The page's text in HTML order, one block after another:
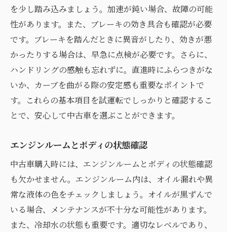
を少し踏み込みましょう。加速が鈍い場合、故障の可能
性があります。また、ブレーキの効き具合も確認が必要
です。ブレーキを踏んだときに異音がしたり、効きが悪
かったりする場合は、早急に点検が必要です。さらに、
ハンドリングの感触も忘れずに。直進時にふらつきがな
いか、カーブを曲がる際の安定感も重要なポイントで
す。これらの基本項目を試運転でしっかりと確認するこ
とで、安心して中古車を選ぶことができます。
エンジンルームとボディの状態確認
中古車購入時には、エンジンルームとボディの状態確認
も欠かせません。エンジンルーム内は、オイル漏れや異
常な液体の色をチェックしましょう。オイルが黒ずんで
いる場合、メンテナンスが不十分な可能性があります。
また、冷却水の状態も重要です。適切なレベルであり、